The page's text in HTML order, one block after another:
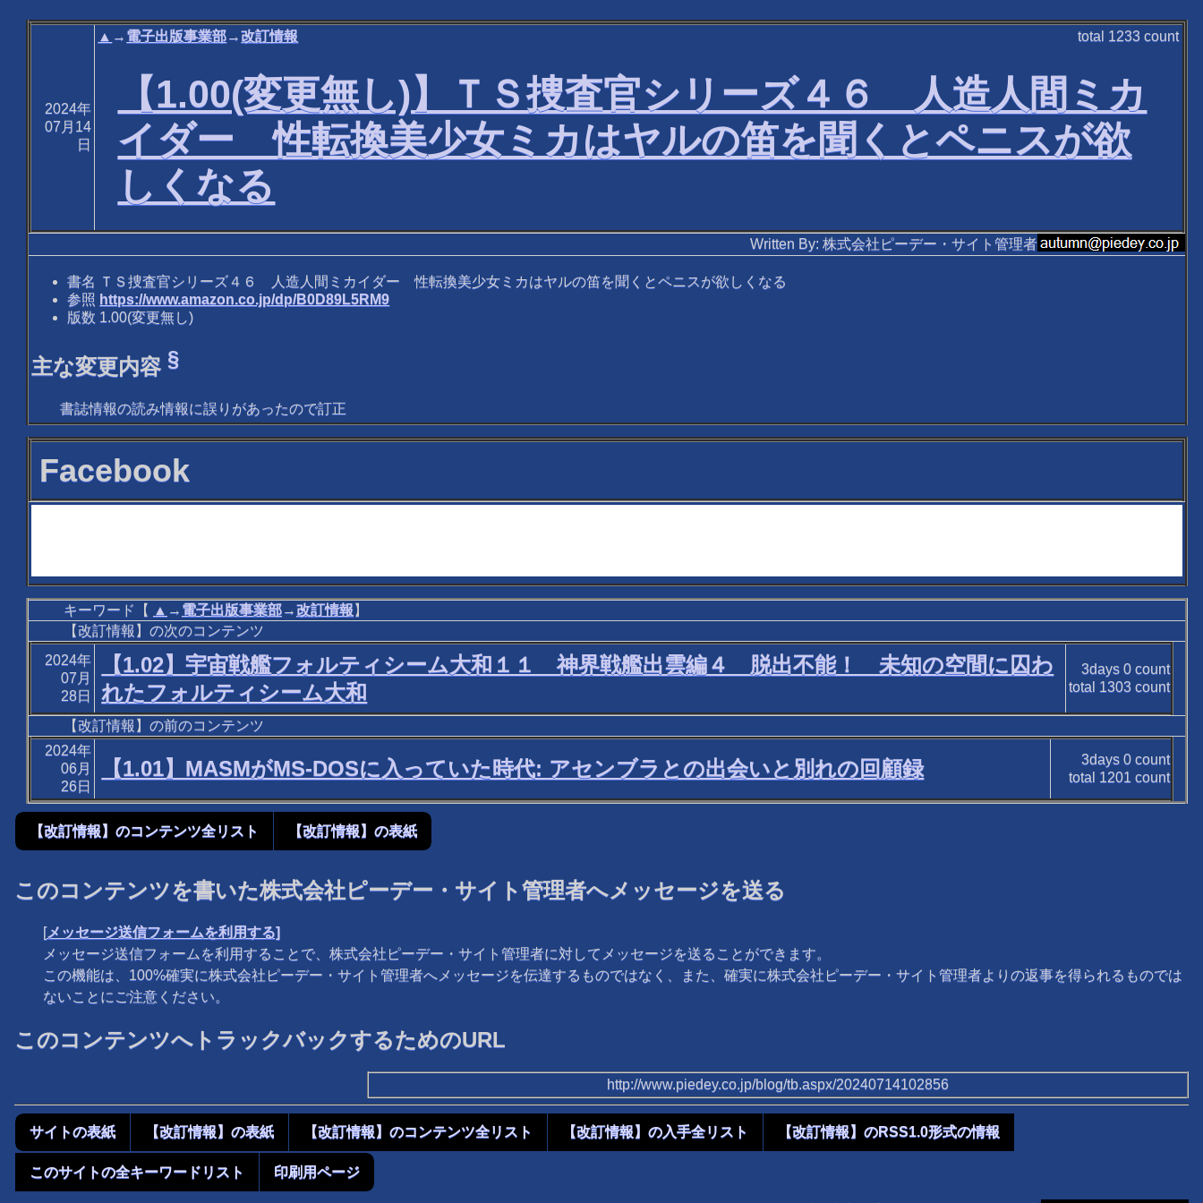
2024年
07月14
日
▲ → 電子出版事業部→改訂情報 total 1233 count
【1.00(変更無し)】ＴＳ捜査官シリーズ４６ 人造人間ミカ
イダー 性転換美少女ミカはヤルの笛を聞くとペニスが欲
しくなる
Written By: 株式会社ピーデー・サイト管理者
書名 ＴＳ捜査官シリーズ４６ 人造人間ミカイダー 性転換美少女ミカはヤルの笛を聞くとペニスが欲しくなる
参照 https://www.amazon.co.jp/dp/B0D89L5RM9
版数 1.00(変更無し)
主な変更内容§
書誌情報の読み情報に誤りがあったので訂正
Facebook
キーワード【 ▲ → 電子出版事業部→改訂情報】
【改訂情報】の次のコンテンツ
2024年
07月
28日
【1.02】宇宙戦艦フォルティシーム大和１１ 神界戦艦出雲編４ 脱出不能！ 未知の空間に囚わ
れたフォルティシーム大和
3days 0count
total 1303count
【改訂情報】の前のコンテンツ
2024年
06月
26日
【1.01】MASMがMS-DOSに入っていた時代: アセンブラとの出会いと別れの回顧録 3days 0count
total 1201 count
【改訂情報】のコンテンツ全リスト 【改訂情報】の表紙
このコンテンツを書いた株式会社ピーデー・サイト管理者へメッセージを送る
[メッセージ送信フォームを利用する]
メッセージ送信フォームを利用することで、株式会社ピーデー・サイト管理者に対してメッセージを送ることができます。
この機能は、100%確実に株式会社ピーデー・サイト管理者へメッセージを伝達するものではなく、また、確実に株式会社ピーデー・サイト管理者よりの返事を得られるものでは
ないことにご注意ください。
このコンテンツへトラックバックするためのURL
http://www.piedey.co.jp/blog/tb.aspx/20240714102856
サイトの表紙 【改訂情報】の表紙 【改訂情報】のコンテンツ全リスト 【改訂情報】の入手全リスト 【改訂情報】のRSS1.0形式の情報
このサイトの全キーワードリスト 印刷用ページ